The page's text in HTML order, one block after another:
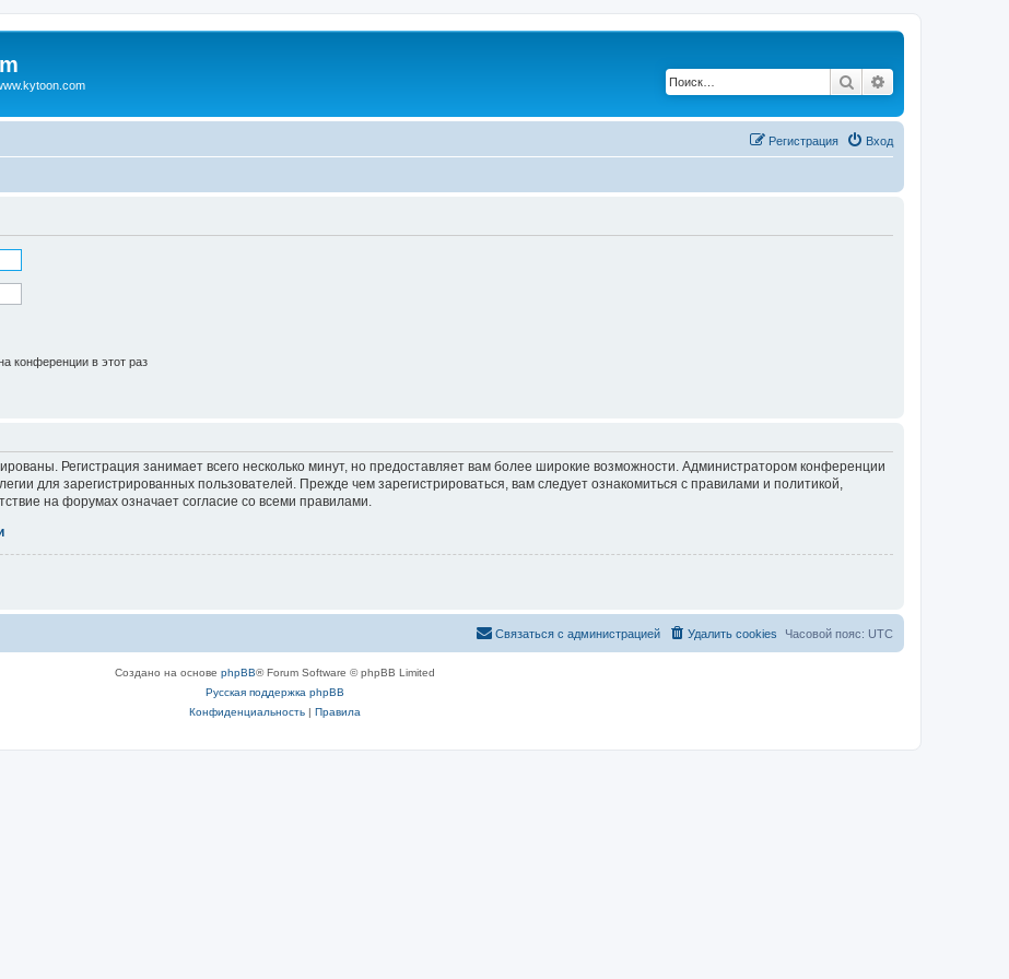
Поиск
Вход
Регистрация
конференции в этот раз
Регистрация занимает всего несколько минут, но предоставляет вам более широкие возможности. Администратором конференции
для зарегистрированных пользователей. Прежде чем зарегистрироваться, вам следует ознакомиться с правилами и политикой,
на форумах означает согласие со всеми правилами.
Часовой пояс: UTC
Удалить cookies
Связаться с администрацией
Создано на основе phpBB® Forum Software © phpBB Limited
Русская поддержка phpBB
Конфиденциальность| Правила